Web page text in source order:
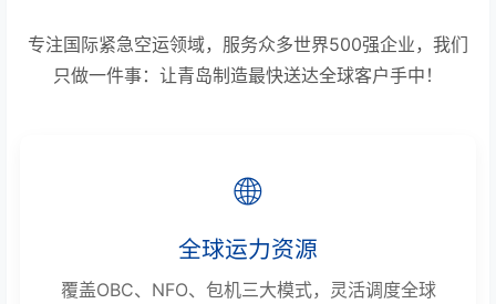
专注国际紧急空运领域，服务众多世界500强企业，我们
只做一件事：让青岛制造最快送达全球客户手中！
🌐
全球运力资源
覆盖OBC、NFO、包机三大模式，灵活调度全球